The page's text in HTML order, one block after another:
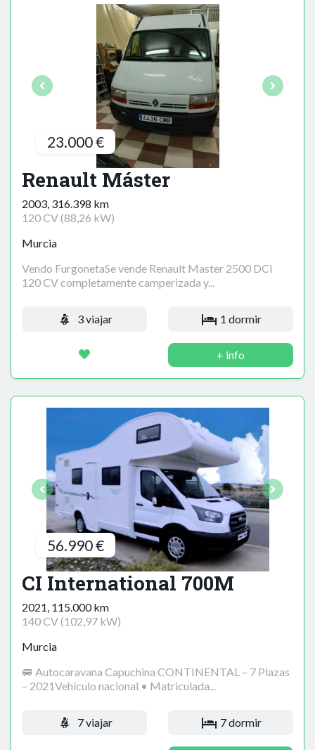
23.000 €
Renault Máster
2003, 316.398 km
120 CV (88,26 kW)
Murcia
Vendo FurgonetaSe vende Renault Master 2500 DCI
120 CV completamente camperizada y...
3 viajar 1 dormir
+ info
56.990 €
CI International 700M
2021, 115.000 km
140 CV (102,97 kW)
Murcia
🚐 Autocaravana Capuchina CONTINENTAL – 7 Plazas
– 2021Vehículo nacional • Matriculada...
7 viajar 7 dormir